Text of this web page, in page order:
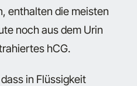
enthalten die meisten
noch aus dem Urin
hCG.
in Flüssigkeit